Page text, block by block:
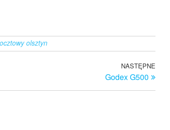
olsztyn
wpis
NASTĘPNE
Godex G500